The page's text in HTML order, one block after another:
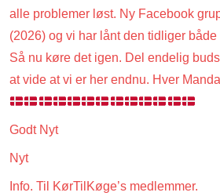
alle problemer løst. Ny Facebook
(2026) og vi har lånt den tidliger
Så nu køre det igen. Del endelig
at vide at vi er her endnu. Hver
Godt Nyt
Nyt
Info. Til KørTilKøge’s medlemmer.